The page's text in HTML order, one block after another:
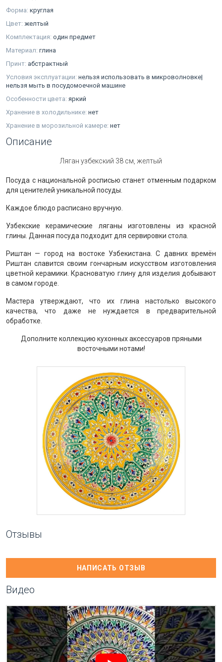
Форма: круглая
Цвет: желтый
Комплектация: один предмет
Материал: глина
Принт: абстрактный
Условия эксплуатации: нельзя использовать в микроволновке|
нельзя мыть в посудомоечной машине
Особенности цвета: яркий
Хранение в холодильнике: нет
Хранение в морозильной камере: нет
Описание
Ляган узбекский 38 см, желтый
Посуда с национальной росписью станет отменным подарком
для ценителей уникальной посуды.
Каждое блюдо расписано вручную.
Узбекские керамические ляганы изготовлены из красной
глины. Данная посуда подходит для сервировки стола.
Риштан — город на востоке Узбекистана. С давних времён
Риштан славится своим гончарным искусством изготовления
цветной керамики. Красноватую глину для изделия добывают
в самом городе.
Мастера утверждают, что их глина настолько высокого
качества, что даже не нуждается в предварительной
обработке.
Дополните коллекцию кухонных аксессуаров пряными
восточными нотами!
Отзывы
НАПИСАТЬ ОТЗЫВ
Видео